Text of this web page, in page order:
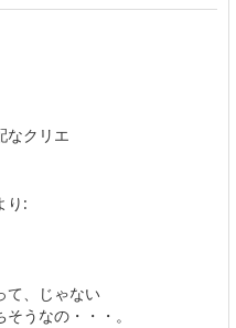
なクリエ
り:
て、じゃない
うなの・・・。